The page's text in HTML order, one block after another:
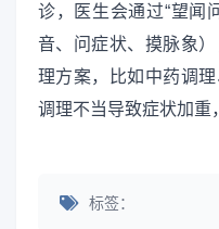
诊，医生会通过“望闻
音、问症状、摸脉象
理方案，比如中药调
调理不当导致症状加重
标签：